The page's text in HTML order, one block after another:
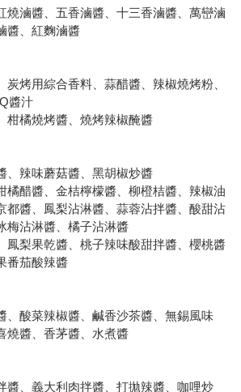
燒滷醬、五香滷醬、十三香滷醬、萬巒滷
醬、紅麴滷醬
烤用綜合香料、蒜醋醬、辣椒燒烤粉、
醬汁
柑橘燒烤醬、燒烤辣椒醃醬
、辣味蘑菇醬、黑胡椒炒醬
橘醋醬、金桔檸檬醬、柳橙桔醬、辣椒油
都醬、鳳梨沾淋醬、蒜蓉沾拌醬、酸甜沾
梅沾淋醬、橘子沾淋醬
鳳梨果乾醬、桃子辣味酸甜拌醬、櫻桃醬
番茄酸辣醬
、酸菜辣椒醬、鹹香沙茶醬、無錫風味
燒醬、香茅醬、水煮醬
醬、義大利肉拌醬、打拋辣醬、咖哩炒